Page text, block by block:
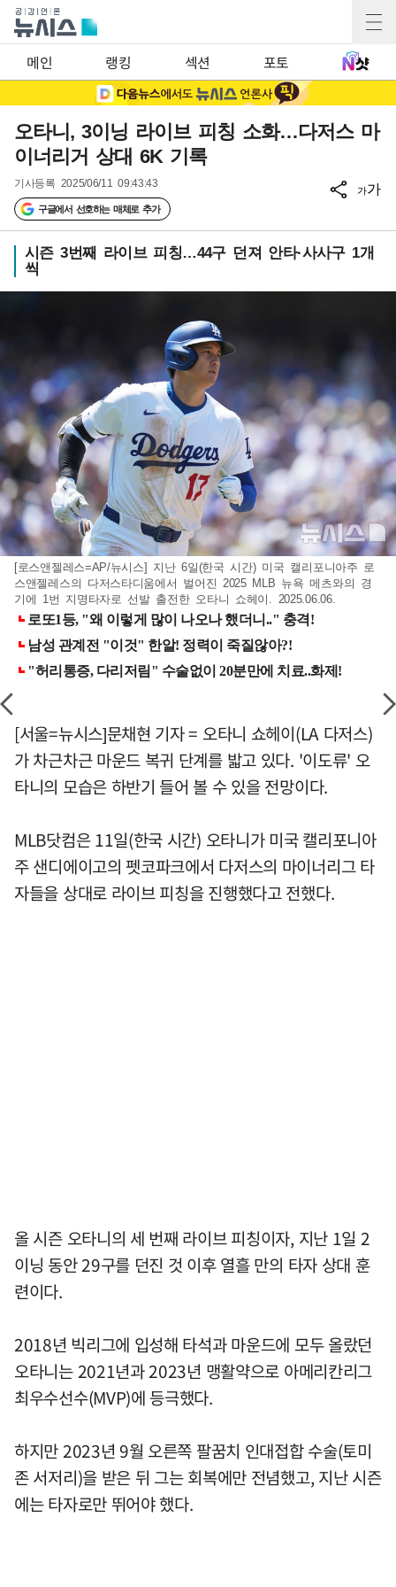
메인 랭킹 섹션 포토
오타니, 3이닝 라이브 피칭 소화…다저스 마
이너리거 상대 6K 기록
기사등록 2025/06/11 09:43:43
구글에서 선호하는 매체로 추가
가가
시즌 3번째 라이브 피칭…44구 던져 안타·사사구 1개
씩
[로스앤젤레스=AP/뉴시스] 지난 6일(한국 시간) 미국 캘리포니아주 로
스앤젤레스의 다저스타디움에서 벌어진 2025 MLB 뉴욕 메츠와의 경
기에 1번 지명타자로 선발 출전한 오타니 쇼헤이. 2025.06.06.
[서울=뉴시스]문채현 기자 = 오타니 쇼헤이(LA 다저스)
가 차근차근 마운드 복귀 단계를 밟고 있다. '이도류' 오
타니의 모습은 하반기 들어 볼 수 있을 전망이다.
MLB닷컴은 11일(한국 시간) 오타니가 미국 캘리포니아
주 샌디에이고의 펫코파크에서 다저스의 마이너리그 타
자들을 상대로 라이브 피칭을 진행했다고 전했다.
올 시즌 오타니의 세 번째 라이브 피칭이자, 지난 1일 2
이닝 동안 29구를 던진 것 이후 열흘 만의 타자 상대 훈
련이다.
2018년 빅리그에 입성해 타석과 마운드에 모두 올랐던
오타니는 2021년과 2023년 맹활약으로 아메리칸리그
최우수선수(MVP)에 등극했다.
하지만 2023년 9월 오른쪽 팔꿈치 인대접합 수술(토미
존 서저리)을 받은 뒤 그는 회복에만 전념했고, 지난 시즌
에는 타자로만 뛰어야 했다.